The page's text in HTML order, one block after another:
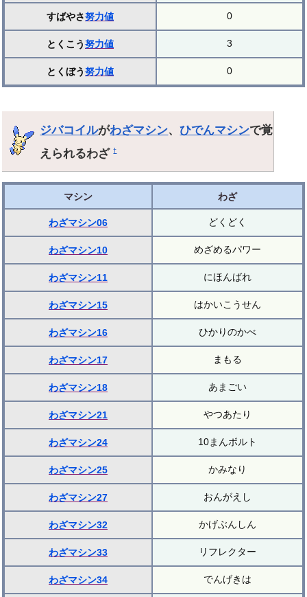
すばやさ努力値 0
とくこう努力値 3
とくぼう努力値 0
ジバコイルがわざマシン、ひでんマシンで覚
えられるわざ†
マシン わざ
わざマシン06 どくどく
わざマシン10 めざめるパワー
わざマシン11 にほんばれ
わざマシン15 はかいこうせん
わざマシン16 ひかりのかべ
わざマシン17 まもる
わざマシン18 あまごい
わざマシン21 やつあたり
わざマシン24 10まんボルト
わざマシン25 かみなり
わざマシン27 おんがえし
わざマシン32 かげぶんしん
わざマシン33 リフレクター
わざマシン34 でんげきは